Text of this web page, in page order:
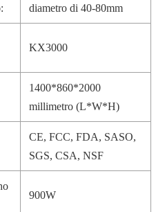
diametro di 40-80mm
KX3000
1400*860*2000
millimetro (L*W*H)
CE, FCC, FDA, SASO,
SGS, CSA, NSF
900W